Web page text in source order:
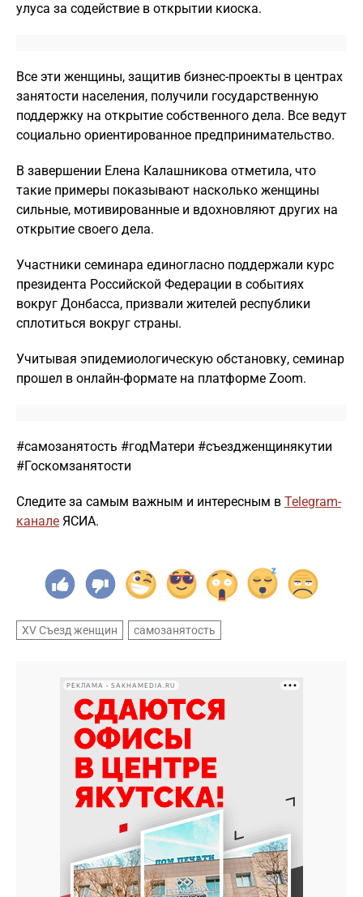
улуса за содействие в открытии киоска.
Все эти женщины, защитив бизнес-проекты в центрах
занятости населения, получили государственную
поддержку на открытие собственного дела. Все ведут
социально ориентированное предпринимательство.
В завершении Елена Калашникова отметила, что
такие примеры показывают насколько женщины
сильные, мотивированные и вдохновляют других на
открытие своего дела.
Участники семинара единогласно поддержали курс
президента Российской Федерации в событиях
вокруг Донбасса, призвали жителей республики
сплотиться вокруг страны.
Учитывая эпидемиологическую обстановку, семинар
прошел в онлайн-формате на платформе Zoom.
#самозанятость #годМатери #съездженщинякутии
#Госкомзанятости
Следите за самым важным и интересным в Telegram-
канале ЯСИА.
XV Съезд женщин самозанятость
РЕКЛАМА • SAKHAMEDIA.RU